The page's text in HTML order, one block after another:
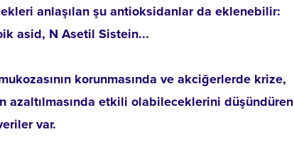
anlaşılan şu antioksidanlar da eklenebilir:
asid, N Asetil Sistein...
korunmasında ve akciğerlerde krize,
azaltılmasında etkili olabileceklerini düşündüren
var.